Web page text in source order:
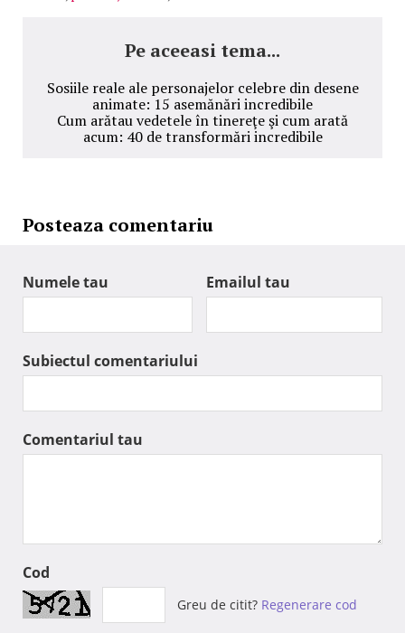
Pe aceeasi tema...
Sosiile reale ale personajelor celebre din desene
animate: 15 asemănări incredibile
Cum arătau vedetele în tinereţe şi cum arată
acum: 40 de transformări incredibile
Posteaza comentariu
Numele tau Emailul tau
Subiectul comentariului
Comentariul tau
Cod
Greu de citit? Regenerare cod